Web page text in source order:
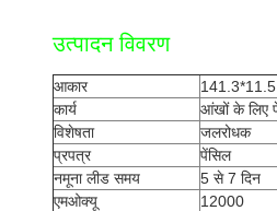
उत्पादन विवरण
आकार
141.3*11.5
कार्य
आंखों के लिए
विशेषता
जलरोधक
प्रपत्र
पेंसिल
नमूना लीड समय
5 से 7 दिन
एमओक्यू
12000